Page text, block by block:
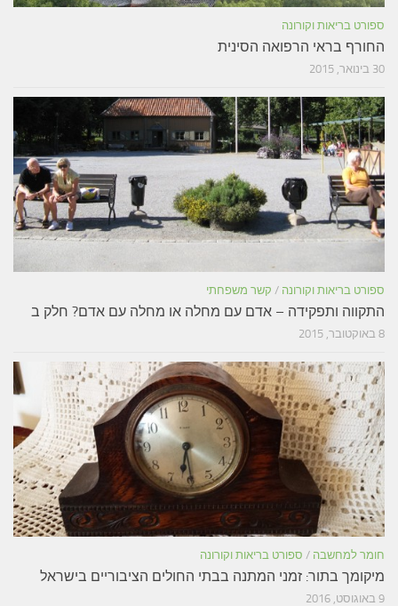
ספורט בריאות וקורונה
החורף בראי הרפואה הסינית
30 בינואר, 2015
ספורט בריאות וקורונה / קשר משפחתי
התקווה ותפקידה – אדם עם מחלה או מחלה עם אדם? חלק ב
8 באוקטובר, 2015
חומר למחשבה / ספורט בריאות וקורונה
מיקומך בתור: זמני המתנה בבתי החולים הציבוריים בישראל
9 באוגוסט, 2016